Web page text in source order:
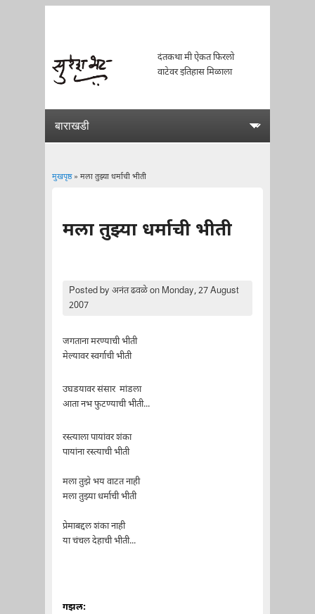
दंतकथा मी ऐकत फिरलो
वाटेवर इतिहास मिळाला
मुखपृष्ठ» मला तुझ्या धर्माची भीती
मला तुझ्या धर्माची भीती
Posted byअनंत ढवळेon Monday, 27 August
2007
जगताना मरण्याची भीती
मेल्यावर स्वर्गाची भीती
उघडयावर संसार मांडला
आता नभ फुटण्याची भीती...
रस्त्याला पायांवर शंका
पायांना रस्त्याची भीती
मला तुझे भय वाटत नाही
मला तुझ्या धर्माची भीती
प्रेमाबद्दल शंका नाही
या चंचल देहाची भीती...
गझल: